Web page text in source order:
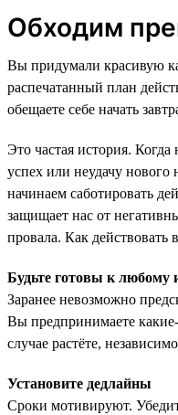
Обходим
Вы придумали красивую
распечатанный план
обещаете себе начать
Это частая история.
успех или неудачу нового
начинаем саботировать
защищает нас от
провала. Как действовать
Будьте готовы к любому
Заранее невозможно
Вы предпринимаете
случае растёте,
Установите дедлайны
Сроки мотивируют.